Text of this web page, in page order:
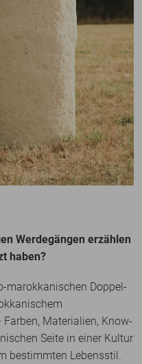
Werdegängen erzählen
haben?
marokkanischen Doppel­
Materialien, Know-
Seite in einer Kultur
bestimmten Lebensstil.